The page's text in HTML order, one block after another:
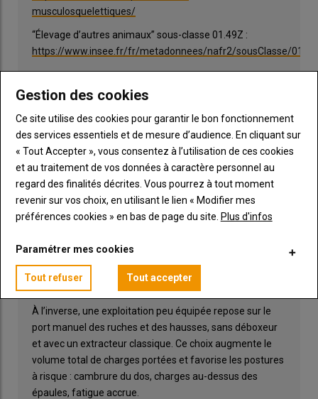
musculosquelettiques/
“Élevage d’autres animaux” sous-classe 01.49Z :
https://www.insee.fr/fr/metadonnees/nafr2/sousClasse/
Quand l’équipement allège le
quotidien
Une comparaison de deux exploitations de 250 colonies
montre que l’équipement réduit de près de moitié la
charge portée par l’apiculteur.
Dans une exploitation bien équipée, l’utilisation d’une
chaîne d’extraction réduit considérablement les efforts.
Attention toutefois : la manipulation de la grue demande
un bon gainage pour éviter les blessures.
À l’inverse, une exploitation peu équipée repose sur le
port manuel des ruches et des hausses, sans déboxeur
et avec un extracteur classique. Ce choix augmente le
volume total de charges portées et favorise les postures
à risque : cambrure du dos, charges au-dessus des
épaules, fatigue accrue.
Gestion des cookies
Ce site utilise des cookies pour garantir le bon fonctionnement
des services essentiels et de mesure d’audience. En cliquant sur
« Tout Accepter », vous consentez à l’utilisation de ces cookies
et au traitement de vos données à caractère personnel au
regard des finalités décrites. Vous pourrez à tout moment
revenir sur vos choix, en utilisant le lien « Modifier mes
préférences cookies » en bas de page du site. Plus d'infos
Paramétrer mes cookies
Tout refuser Tout accepter